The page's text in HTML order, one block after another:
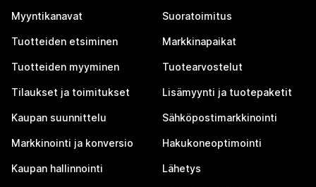
Myyntikanavat
Tuotteiden etsiminen
Tuotteiden myyminen
Tilaukset ja toimitukset
Kaupan suunnittelu
Markkinointi ja konversio
Kaupan hallinnointi
Suoratoimitus
Markkinapaikat
Tuotearvostelut
Lisämyynti ja tuotepaketit
Sähköpostimarkkinointi
Hakukoneoptimointi
Lähetys